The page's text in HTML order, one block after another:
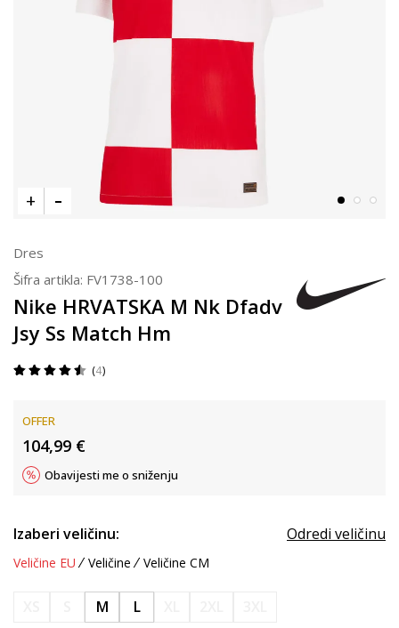
Dres
Šifra artikla: FV1738-100
Nike HRVATSKA M Nk Dfadv
Jsy Ss Match Hm
4
OFFER
104,99 €
Obavijesti me o sniženju
Izaberi veličinu: Odredi veličinu
Veličine EU Veličine Veličine CM
M L